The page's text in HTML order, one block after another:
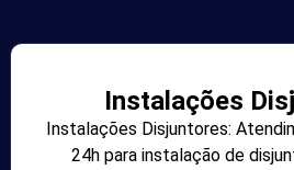
Instalações
Instalações Disjuntores:
24h para instalação de